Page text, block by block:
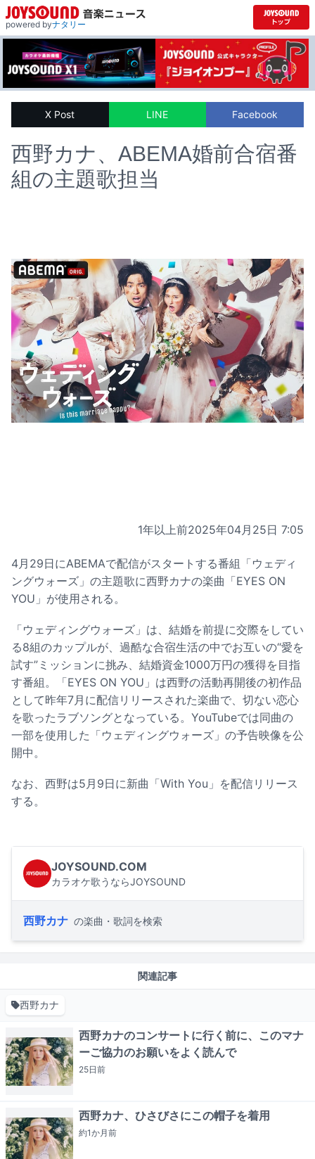
powered byナタリー
X Post LINE Facebook
西野カナ、ABEMA婚前合宿番
組の主題歌担当
1年以上前2025年04月25日 7:05
4月29日にABEMAで配信がスタートする番組「ウェディ
ングウォーズ」の主題歌に西野カナの楽曲「EYES ON
YOU」が使用される。
「ウェディングウォーズ」は、結婚を前提に交際をしてい
る8組のカップルが、過酷な合宿生活の中でお互いの“愛を
試す”ミッションに挑み、結婚資金1000万円の獲得を目指
す番組。「EYES ON YOU」は西野の活動再開後の初作品
として昨年7月に配信リリースされた楽曲で、切ない恋心
を歌ったラブソングとなっている。YouTubeでは同曲の
一部を使用した「ウェディングウォーズ」の予告映像を公
開中。
なお、西野は5月9日に新曲「With You」を配信リリース
する。
JOYSOUND.COM
カラオケ歌うならJOYSOUND
西野カナ の楽曲・歌詞を検索
関連記事
西野カナ
西野カナのコンサートに行く前に、このマナ
ーご協力のお願いをよく読んで
25日前
西野カナ、ひさびさにこの帽子を着用
約1か月前